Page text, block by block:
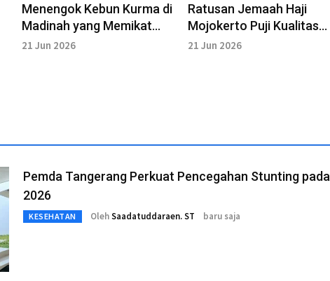
Menengok Kebun Kurma di
Madinah yang Memikat
Jemaah Dunia
21 Jun 2026
Ratusan Jemaah Haji
Mojokerto Puji Kualitas
Layanan
21 Jun 2026
Pemda Tangerang Perkuat Pencegahan Stunting pada
2026
KESEHATAN OlehSaadatuddaraen. ST baru saja